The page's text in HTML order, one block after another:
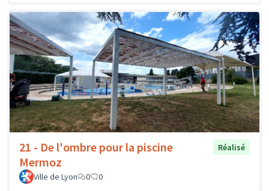
21 - De l'ombre pour la piscine
Mermoz
Réalisé
Ville de Lyon 0 0